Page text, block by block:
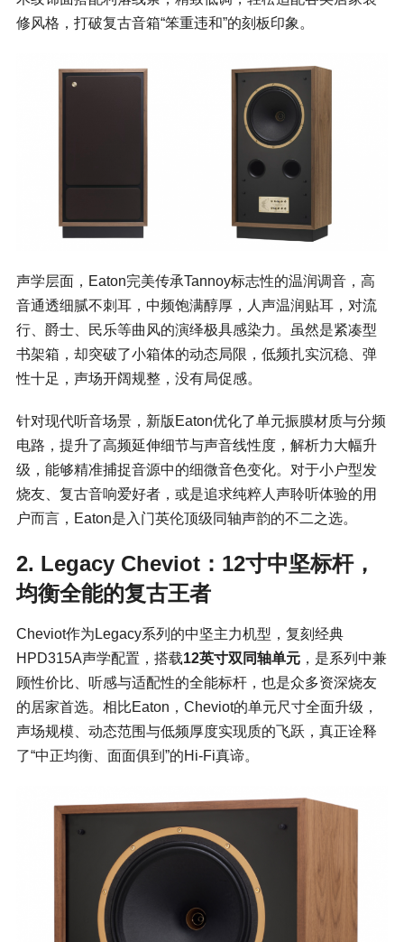
修风格，打破复古音箱“笨重违和”的刻板印象。
声学层面，Eaton完美传承Tannoy标志性的温润调音，高
音通透细腻不刺耳，中频饱满醇厚，人声温润贴耳，对流
行、爵士、民乐等曲风的演绎极具感染力。虽然是紧凑型
书架箱，却突破了小箱体的动态局限，低频扎实沉稳、弹
性十足，声场开阔规整，没有局促感。
针对现代听音场景，新版Eaton优化了单元振膜材质与分频
电路，提升了高频延伸细节与声音线性度，解析力大幅升
级，能够精准捕捉音源中的细微音色变化。对于小户型发
烧友、复古音响爱好者，或是追求纯粹人声聆听体验的用
户而言，Eaton是入门英伦顶级同轴声韵的不二之选。
2. Legacy Cheviot：12寸中坚标杆，
均衡全能的复古王者
Cheviot作为Legacy系列的中坚主力机型，复刻经典
HPD315A声学配置，搭载12英寸双同轴单元，是系列中兼
顾性价比、听感与适配性的全能标杆，也是众多资深烧友
的居家首选。相比Eaton，Cheviot的单元尺寸全面升级，
声场规模、动态范围与低频厚度实现质的飞跃，真正诠释
了“中正均衡、面面俱到”的Hi-Fi真谛。